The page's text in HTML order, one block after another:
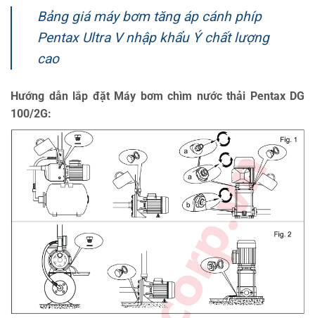
Bảng giá máy bơm tăng áp cánh phíp
Pentax Ultra V nhập khẩu Ý chất lượng
cao
Hướng dẫn lắp đặt Máy bơm chìm nước thải Pentax DG
100/2G: